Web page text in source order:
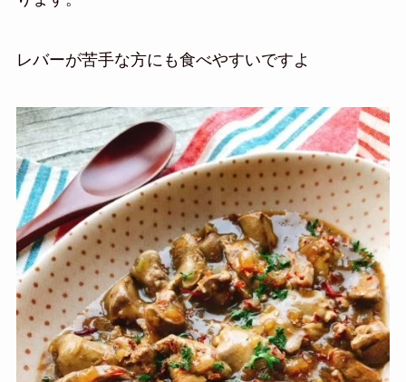
レバーが苦手な方にも食べやすいですよ